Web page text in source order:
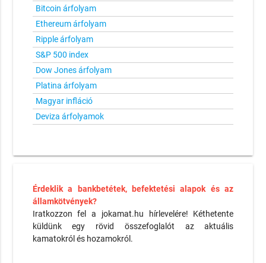
Bitcoin árfolyam
Ethereum árfolyam
Ripple árfolyam
S&P 500 index
Dow Jones árfolyam
Platina árfolyam
Magyar infláció
Deviza árfolyamok
Érdeklik a bankbetétek, befektetési alapok és az
államkötvények?
Iratkozzon fel a jokamat.hu hírlevelére! Kéthetente
küldünk egy rövid összefoglalót az aktuális
kamatokról és hozamokról.